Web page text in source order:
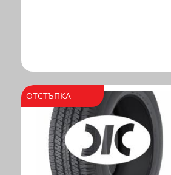
ОТСТЪПКА